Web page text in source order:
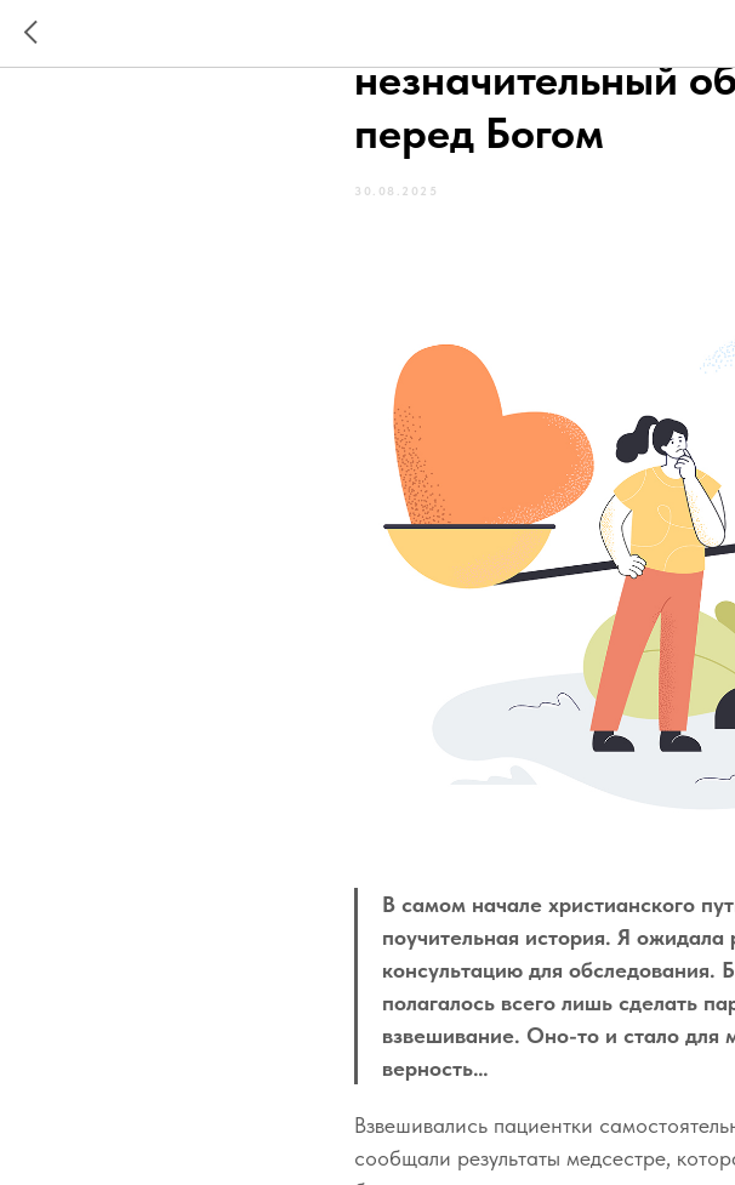
Верность в
незначительный
перед Богом
30.08.2025
В самом начале христианского
поучительная история. Я
консультацию для обследования.
полагалось всего лишь сделать
взвешивание. Оно-то и стало для
верность…
Взвешивались пациентки
сообщали результаты медсестре,